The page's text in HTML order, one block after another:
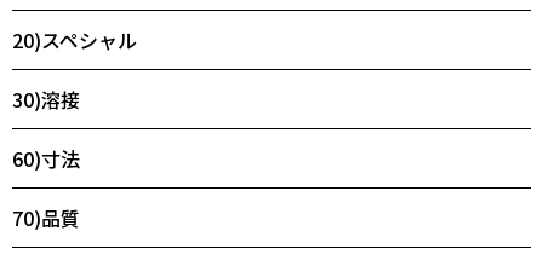
20)スペシャル
30)溶接
60)寸法
70)品質